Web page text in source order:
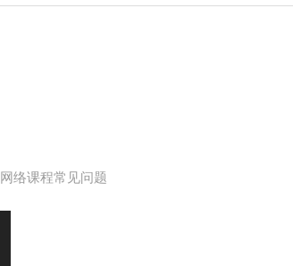
网络课程常见问题